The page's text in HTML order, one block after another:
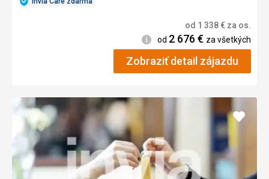
od 1 338€ za os.
Informácie
od 2 676€ za všetkých
Zobraziť detail zájazdu
Pridať